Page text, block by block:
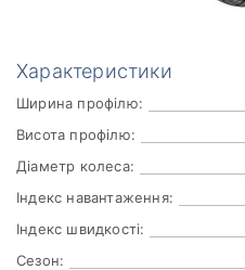
Характеристики
Ширина профілю:
Висота профілю:
Діаметр колеса:
Індекс навантаження:
Індекс швидкості:
Сезон: